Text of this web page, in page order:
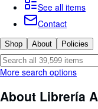
Art & Collectables
Textbooks
Sellers
Start Selling
Help
See all items
Contact
Shop About Policies
More search options
About Librería